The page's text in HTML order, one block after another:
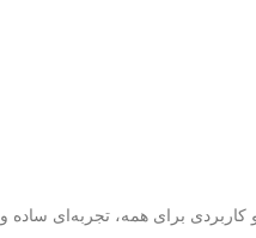
و کاربردی برای همه، تجربه‌ای